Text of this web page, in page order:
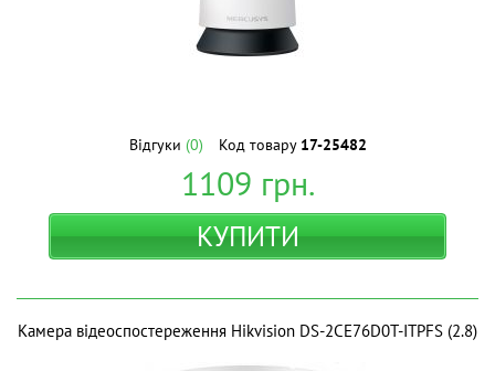
Відгуки (0) Код товару 17-25482
1109 грн.
КУПИТИ
Камера відеоспостереження Hikvision DS-2CE76D0T-ITPFS (2.8)